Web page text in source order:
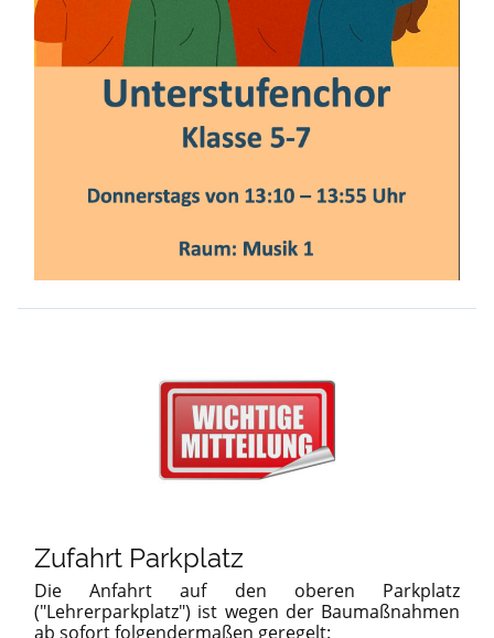
Zufahrt Parkplatz
Die Anfahrt auf den oberen Parkplatz
("Lehrerparkplatz") ist wegen der Baumaßnahmen
ab sofort folgendermaßen geregelt: